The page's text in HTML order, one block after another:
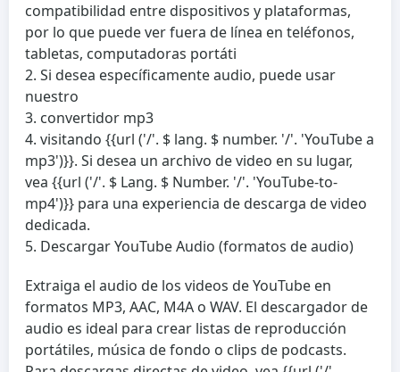
compatibilidad entre dispositivos y plataformas,
por lo que puede ver fuera de línea en teléfonos,
tabletas, computadoras portáti
Si desea específicamente audio, puede usar
nuestro
convertidor mp3
visitando {{url ('/'. $ lang. $ number. '/'. 'YouTube a
mp3')}}. Si desea un archivo de video en su lugar,
vea {{url ('/'. $ Lang. $ Number. '/'. 'YouTube-to-
mp4')}} para una experiencia de descarga de video
dedicada.
Descargar YouTube Audio (formatos de audio)
Extraiga el audio de los videos de YouTube en
formatos MP3, AAC, M4A o WAV. El descargador de
audio es ideal para crear listas de reproducción
portátiles, música de fondo o clips de podcasts.